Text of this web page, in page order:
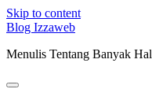
Skip to content
Blog Izzaweb
Menulis Tentang Banyak Hal